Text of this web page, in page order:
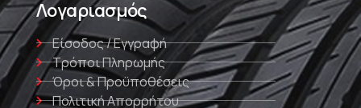
Λογαριασμός
Είσοδος / Εγγραφή
Τρόποι Πληρωμής
Όροι & Προϋποθέσεις
Πολιτική Απορρήτου